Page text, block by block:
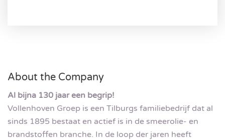
About the Company
Al bijna 130 jaar een begrip!
Vollenhoven Groep is een Tilburgs familiebedrijf dat al
sinds 1895 bestaat en actief is in de smeerolie- en
brandstoffen branche. In de loop der jaren heeft